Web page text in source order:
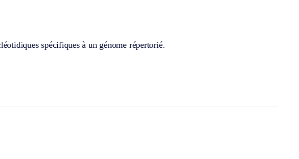
spécifiques à un génome répertorié.